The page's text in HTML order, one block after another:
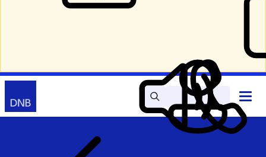
Zoek Lees
voor
Mijn
DNB
Contact